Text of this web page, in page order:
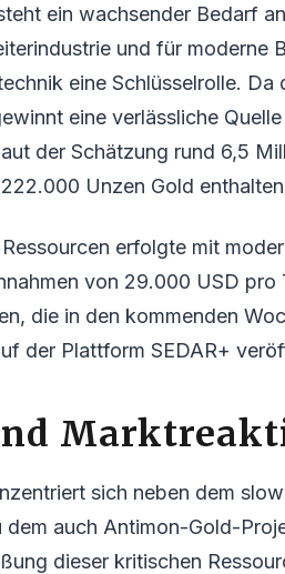
ein wachsender Bedarf
und für moderne
eine Schlüsselrolle.
eine verlässliche
der Schätzung rund 6,5
Unzen Gold
erfolgte mit
von 29.000 USD
die in den kommenden
der Plattform SEDAR+
sich neben dem
auch Antimon-Gold-
dieser kritischen